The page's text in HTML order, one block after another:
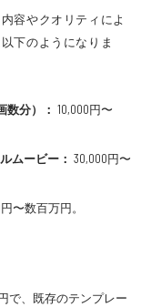
容やクオリティによ
下のようになりま
数分）： 10,000円〜
ムービー： 30,000円〜
〜数百万円。
で、既存のテンプレー